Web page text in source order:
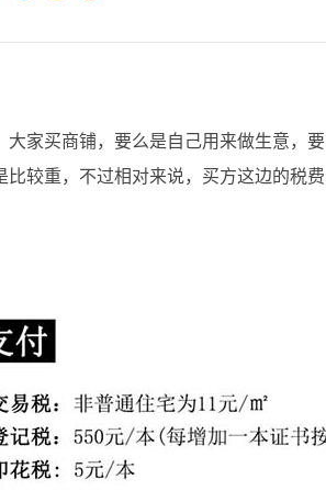
大家买商铺，要么是自己用来做生意，
比较重，不过相对来说，买方这边的税